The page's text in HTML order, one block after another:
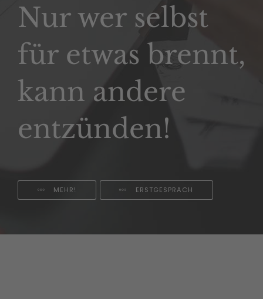
Nur wer selbst
für etwas brennt,
kann andere
entzünden!
MEHR! ERSTGESPRÄCH